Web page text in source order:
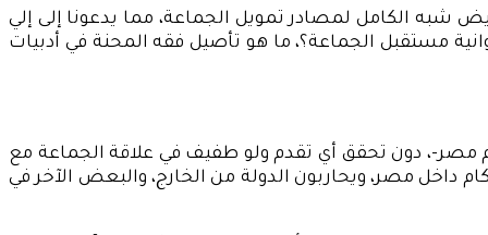
شبه الكامل لمصادر تمويل الجماعة، مما يدعونا إلى إلي
مستقبل الجماعة؟، ما هو تأصيل فقه المحنة في أدبيات
بعد مرور 8 سنوات على الإطاحة بالجماعة من حكم مصر-، دون تحقق أي تقدم ولو طفيف في علاقة الجماعة مع
داخل مصر، ويحاربون الدولة من الخارج، والبعض الآخر في